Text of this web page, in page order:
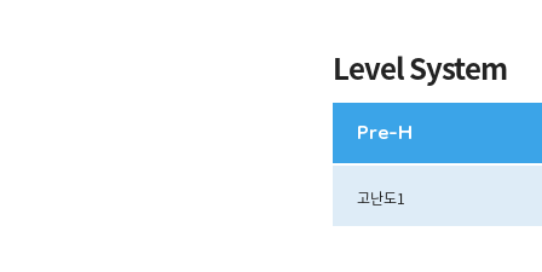
Level System
Pre-H
고난도1